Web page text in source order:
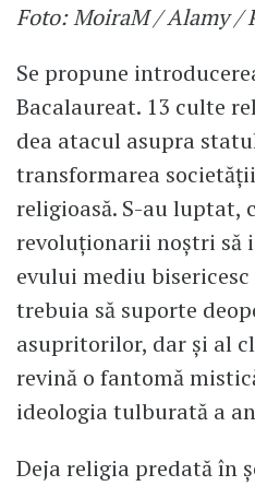
Foto: MoiraM / Alamy /
Se propune
Bacalaureat. 13 culte
dea atacul asupra
transformarea
religioasă. S-au luptat,
revoluționarii noștri să
evului mediu
trebuia să suporte
asupritorilor, dar și al
revină o fantomă
ideologia tulburată a
Deja religia predată în